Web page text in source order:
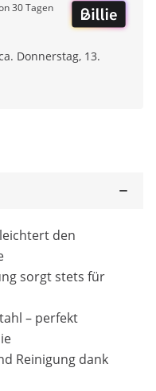
30 Tagen
Donnerstag, 13.
den
sorgt stets für
– perfekt
Reinigung dank